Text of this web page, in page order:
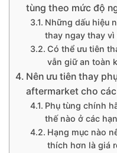
tùng theo mức độ
Những dấu hiệu
thay ngay thay
Có thể ưu tiên
vẫn giữ an toàn
Nên ưu tiên thay
aftermarket cho
Phụ tùng chính
thế nào ở các
Hạng mục nào
thích hơn là giá